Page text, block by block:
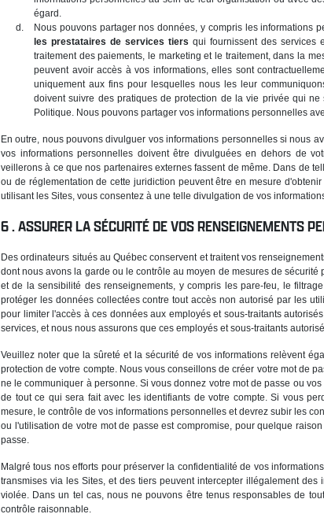
égard.
Nous pouvons partager nos données, y compris les informations
les prestataires de services tiers qui fournissent des services
traitement des paiements, le marketing et le traitement, dans la
peuvent avoir accès à vos informations, elles sont
uniquement aux fins pour lesquelles nous les leur
doivent suivre des pratiques de protection de la vie privée qui
Politique. Nous pouvons partager vos informations personnelles
En outre, nous pouvons divulguer vos informations personnelles si nous
vos informations personnelles doivent être divulguées en dehors de
veillerons à ce que nos partenaires externes fassent de même. Dans de
ou de réglementation de cette juridiction peuvent être en mesure
utilisant les Sites, vous consentez à une telle divulgation de vos
ASSURER LA SÉCURITÉ DE VOS RENSEIGNEMENTS
Des ordinateurs situés au Québec conservent et traitent vos
dont nous avons la garde ou le contrôle au moyen de mesures de
et de la sensibilité des renseignements, y compris les pare-feu, le
protéger les données collectées contre tout accès non autorisé par les
pour limiter l'accès à ces données aux employés et sous-traitants
services, et nous nous assurons que ces employés et sous-traitants
Veuillez noter que la sûreté et la sécurité de vos informations relèvent
protection de votre compte. Nous vous conseillons de créer votre mot de
ne le communiquer à personne. Si vous donnez votre mot de passe ou
de tout ce qui sera fait avec les identifiants de votre compte. Si vous
mesure, le contrôle de vos informations personnelles et devrez subir les
ou l'utilisation de votre mot de passe est compromise, pour quelque
passe.
Malgré tous nos efforts pour préserver la confidentialité de vos
transmises via les Sites, et des tiers peuvent intercepter illégalement
violée. Dans un tel cas, nous ne pouvons être tenus responsables de
contrôle raisonnable.